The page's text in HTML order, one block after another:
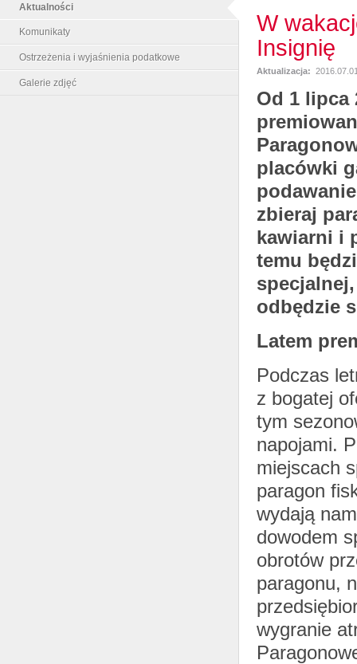
Aktualności
Komunikaty
Ostrzeżenia i wyjaśnienia podatkowe
Galerie zdjęć
W
Insignię
Aktualizacja:
Od 1 lipca
placówki
zbieraj
kawiarni i
temu
odbędzie
Latem
Podczas
z bogatej
tym
napojami.
miejscach
paragon
wydają
dowodem
obrotów
paragonu,
wygranie